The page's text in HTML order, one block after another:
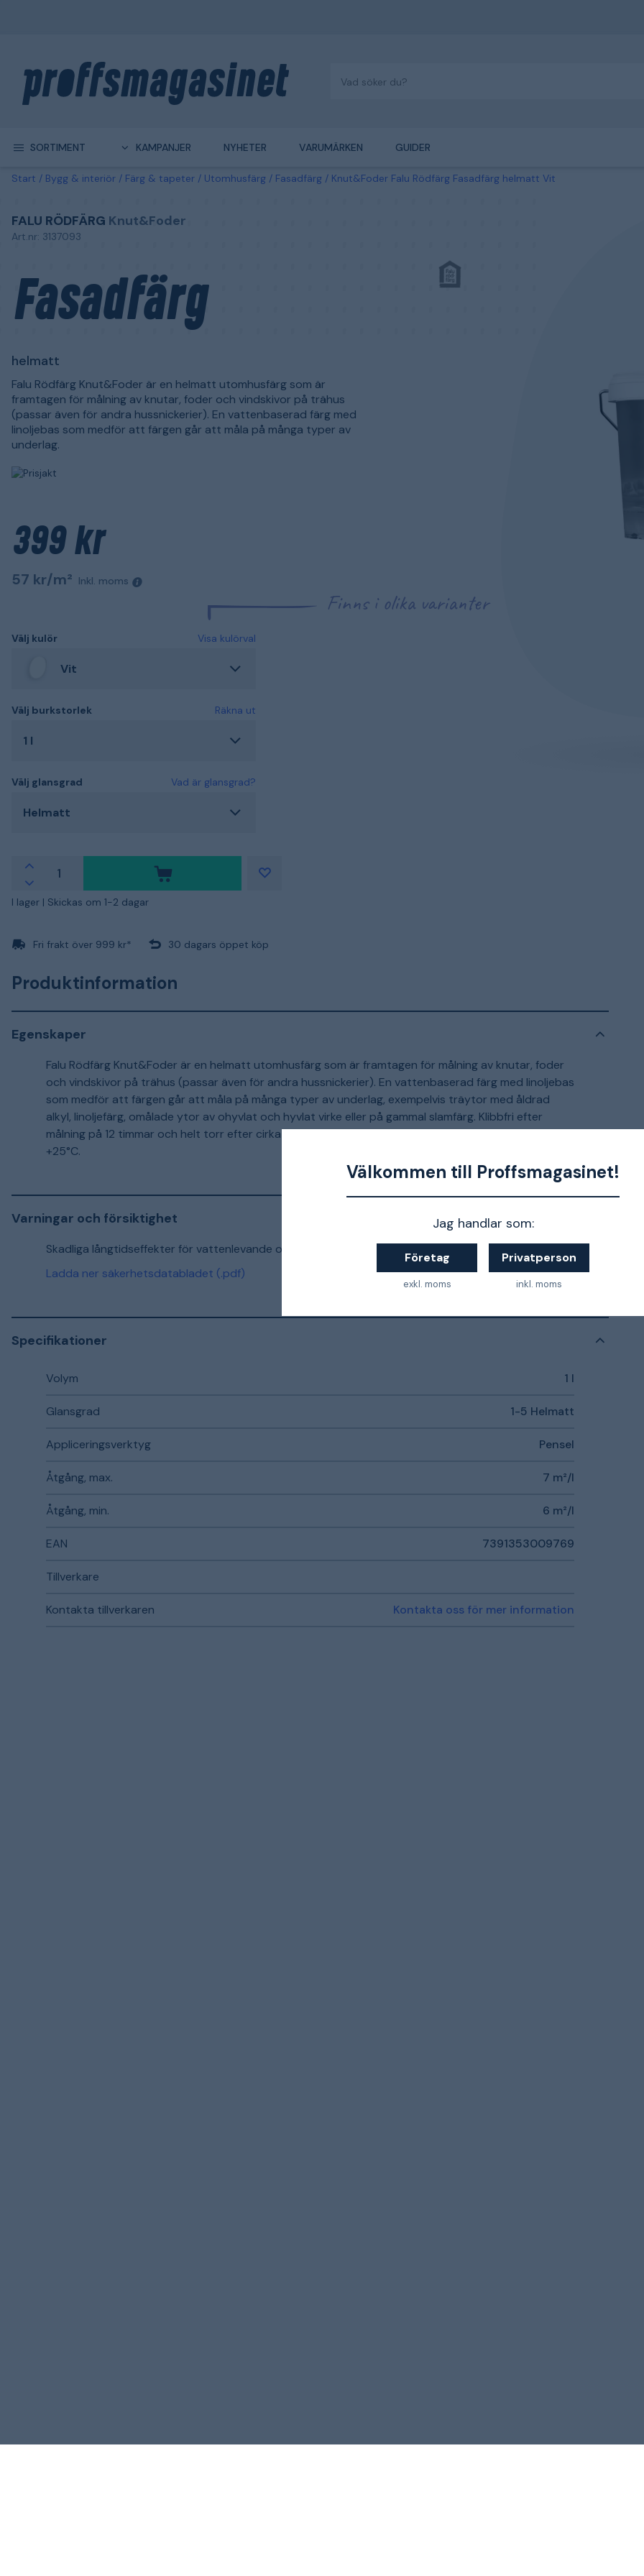
Välkommen till Proffsmagasinet!
Jag handlar som:
Företag
exkl. moms
Privatperson
inkl. moms
SORTIMENT KAMPANJER NYHETER VARUMÄRKEN GUIDER
Start Bygg & interiör Färg & tapeter Utomhusfärg Fasadfärg Knut&Foder Falu Rödfärg Fasadfärg helmatt Vit
FALU RÖDFÄRG Knut&Foder
Art.nr: 3137093
Fasadfärg
helmatt
Falu Rödfärg Knut&Foder är en helmatt utomhusfärg som är
framtagen för målning av knutar, foder och vindskivor på trähus
(passar även för andra hussnickerier). En vattenbaserad färg med
linoljebas som medför att färgen går att måla på många typer av
underlag.
399 kr
57 kr/m² Inkl. moms
Finns i olika varianter
Välj kulör Visa kulörval
Vit
Välj burkstorlek Räkna ut
1 l
Välj glansgrad Vad är glansgrad?
Helmatt
I lager | Skickas om 1-2 dagar
Fri frakt över 999 kr* 30 dagars öppet köp
Produktinformation
Egenskaper
Falu Rödfärg Knut&Foder är en helmatt utomhusfärg som är framtagen för målning av knutar, foder
och vindskivor på trähus (passar även för andra hussnickerier). En vattenbaserad färg med linoljebas
som medför att färgen går att måla på många typer av underlag, exempelvis träytor med åldrad
alkyl, linoljefärg, omålade ytor av ohyvlat och hyvlat virke eller på gammal slamfärg. Klibbfri efter
målning på 12 timmar och helt torr efter cirka 2 dygn. Målningstemperatur: Yttertemperatur +10c –
+25°C.
Varningar och försiktighet
Skadliga långtidseffekter för vattenlevande organismer.
Ladda ner säkerhetsdatabladet (.pdf)
Specifikationer
Volym 1 l
Glansgrad 1-5 Helmatt
Appliceringsverktyg Pensel
Åtgång, max. 7 m²/l
Åtgång, min. 6 m²/l
EAN 7391353009769
Tillverkare
Kontakta tillverkaren Kontakta oss för mer information